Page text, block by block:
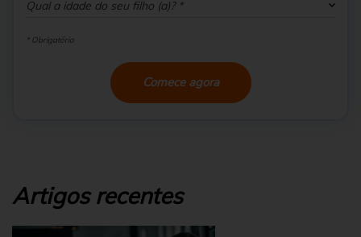
* Obrigatório
Comece agora
Artigos recentes